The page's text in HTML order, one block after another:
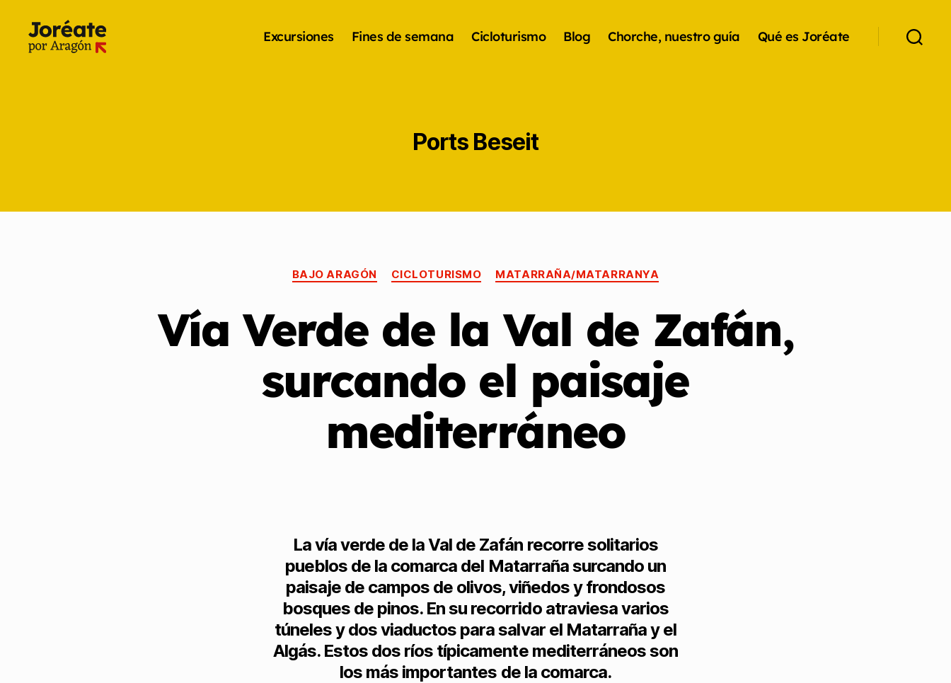
Excursiones Fines de semana Cicloturismo Blog Chorche, nuestro guía Qué es Joréate
Ports Beseit
BAJO ARAGÓN CICLOTURISMO MATARRAÑA/MATARRANYA
Vía Verde de la Val de Zafán,
surcando el paisaje
mediterráneo
La vía verde de la Val de Zafán recorre solitarios
pueblos de la comarca del Matarraña surcando un
paisaje de campos de olivos, viñedos y frondosos
bosques de pinos. En su recorrido atraviesa varios
túneles y dos viaductos para salvar el Matarraña y el
Algás. Estos dos ríos típicamente mediterráneos son
los más importantes de la comarca.